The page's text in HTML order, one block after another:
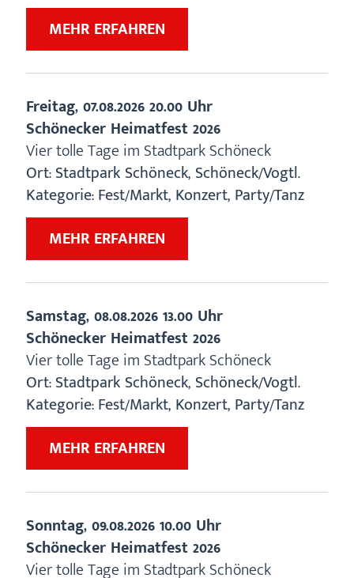
ZU
„NACHTWÄCHTERRUNDGANG“
MEHR ERFAHREN
Freitag,07.08.202620.00 Uhr
Schönecker Heimatfest 2026
Vier tolle Tage im Stadtpark Schöneck
Ort:Stadtpark Schöneck, Schöneck/Vogtl.
Kategorie:Fest/Markt, Konzert, Party/Tanz
ZU
„SCHÖNECKER
HEIMATFEST
2026“
MEHR ERFAHREN
Samstag,08.08.202613.00 Uhr
Schönecker Heimatfest 2026
Vier tolle Tage im Stadtpark Schöneck
Ort:Stadtpark Schöneck, Schöneck/Vogtl.
Kategorie:Fest/Markt, Konzert, Party/Tanz
ZU
„SCHÖNECKER
HEIMATFEST
2026“
MEHR ERFAHREN
Sonntag,09.08.202610.00 Uhr
Schönecker Heimatfest 2026
Vier tolle Tage im Stadtpark Schöneck